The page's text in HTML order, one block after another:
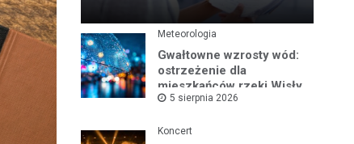
Meteorologia
Gwałtowne wzrosty wód:
ostrzeżenie dla
mieszkańców rzeki Wisły
i okolic
5 sierpnia 2026
Koncert